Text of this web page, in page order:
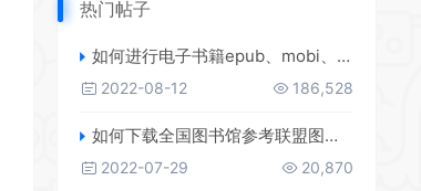
热门帖子
如何进行电子书籍epub、mobi、azw3格式互转，附海量电子书籍资源
2022-08-12 186,528
如何下载全国图书馆参考联盟图书？
2022-07-29 20,870